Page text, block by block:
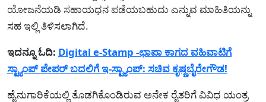
ಯೋಜನೆಯಡಿ ಸಹಾಯಧನ ಪಡೆಯಬಹುದು ಎನ್ನುವ ಮಾಹಿತಿಯನ್ನು
ಸಹ ಇಲ್ಲಿ ತಿಳಿಸಲಾಗಿದೆ.
ಇದನ್ನೂ ಓದಿ: Digital e-Stamp -ಛಾಪಾ ಕಾಗದ ವಹಿವಾಟಿಗೆ
ಸ್ಟ್ಯಾಂಪ್ ಪೇಪರ್ ಬದಲಿಗೆ ಇ-ಸ್ಟ್ಯಾಂಪ್: ಸಚಿವ ಕೃಷ್ಣಬೈರೇಗೌಡ!
ಹೈನುಗಾರಿಕೆಯಲ್ಲಿ ತೊಡಗಿಕೊಂಡಿರುವ ಅನೇಕ ರೈತರಿಗೆ ವಿವಿಧ ಯಂತ್ರ